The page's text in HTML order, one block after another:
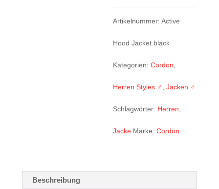
Artikelnummer:Active
Hood Jacket black
Kategorien:Cordon
Herren Styles ♂ ,Jacken ♂
Schlagwörter: Herren
Jacke Marke:Cordon
Beschreibung